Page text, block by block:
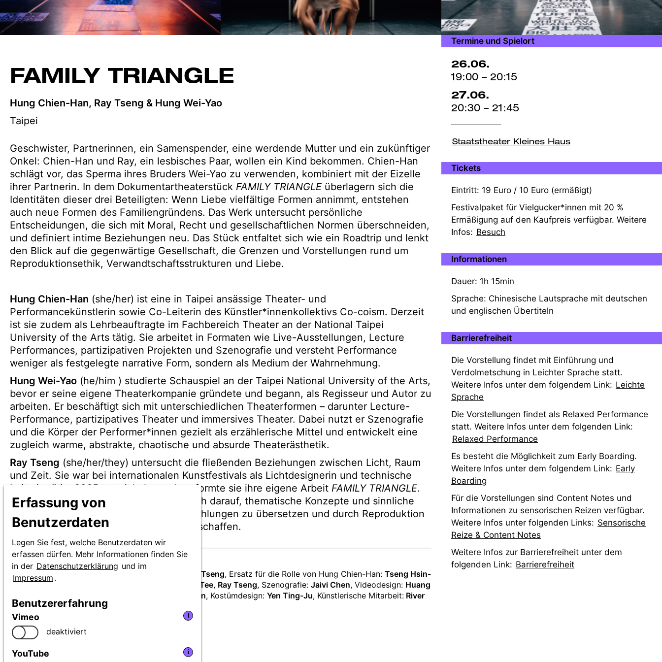
Erfassung von
Benutzerdaten
Legen Sie fest, welche Benutzerdaten wir
erfassen dürfen. Mehr Informationen finden Sie
in der Datenschutzerklärung und im
Impressum .
Benutzererfahrung
Vimeo i
deaktiviert
YouTube i
FAMILY TRIANGLE
Hung Chien-Han, Ray Tseng & Hung Wei-Yao
Taipei
Geschwister, Partnerinnen, ein Samenspender, eine werdende Mutter und ein zukünftiger
Onkel: Chien-Han und Ray, ein lesbisches Paar, wollen ein Kind bekommen. Chien-Han
schlägt vor, das Sperma ihres Bruders Wei-Yao zu verwenden, kombiniert mit der Eizelle
ihrer Partnerin. In dem Dokumentartheaterstück FAMILY TRIANGLE überlagern sich die
Identitäten dieser drei Beteiligten: Wenn Liebe vielfältige Formen annimmt, entstehen
auch neue Formen des Familiengründens. Das Werk untersucht persönliche
Entscheidungen, die sich mit Moral, Recht und gesellschaftlichen Normen überschneiden,
und definiert intime Beziehungen neu. Das Stück entfaltet sich wie ein Roadtrip und lenkt
den Blick auf die gegenwärtige Gesellschaft, die Grenzen und Vorstellungen rund um
Reproduktionsethik, Verwandtschaftsstrukturen und Liebe.
Hung Chien-Han (she/her) ist eine in Taipei ansässige Theater- und
Performancekünstlerin sowie Co-Leiterin des Künstler*innenkollektivs Co-coism. Derzeit
ist sie zudem als Lehrbeauftragte im Fachbereich Theater an der National Taipei
University of the Arts tätig. Sie arbeitet in Formaten wie Live-Ausstellungen, Lecture
Performances, partizipativen Projekten und Szenografie und versteht Performance
weniger als festgelegte narrative Form, sondern als Medium der Wahrnehmung.
Hung Wei-Yao (he/him ) studierte Schauspiel an der Taipei National University of the Arts,
bevor er seine eigene Theaterkompanie gründete und begann, als Regisseur und Autor zu
arbeiten. Er beschäftigt sich mit unterschiedlichen Theaterformen – darunter Lecture-
Performance, partizipatives Theater und immersives Theater. Dabei nutzt er Szenografie
und die Körper der Performer*innen gezielt als erzählerische Mittel und entwickelt eine
zugleich warme, abstrakte, chaotische und absurde Theaterästhetik.
Ray Tseng (she/her/they) untersucht die fließenden Beziehungen zwischen Licht, Raum
und Zeit. Sie war bei internationalen Kunstfestivals als Lichtdesignerin und technische
Leiterin tätig. 2025 entwickelte und performte sie ihre eigene Arbeit FAMILY TRIANGLE.
Ihr künstlerischer Ansatz konzentriert sich darauf, thematische Konzepte und sinnliche
Erfahrungen in visuelle und auditive Erzählungen zu übersetzen und durch Reproduktion
und Collage metaphorische Arbeiten zu schaffen.
Angaben
zurVon und mit: Hung Chien-Han, Hung Wei-Yao, Ray Tseng, Ersatz für die Rolle von Hung Chien-Han: Tseng Hsin-
Yen, Dramaturgie: You Tee, Ray Tseng, Szenografie: Jaivi Chen, Videodesign: Huang
Cheng Tse-Lun, Kostümdesign: Yen Ting-Ju, Künstlerische Mitarbeit: River
Lin, Fotos:Huang Huang Chih
Termine und Spielort
26.06.
19:00 – 20:15
27.06.
20:30 – 21:45
Staatstheater Kleines Haus
Tickets
Eintritt: 19 Euro / 10 Euro (ermäßigt)
Festivalpaket für Vielgucker*innen mit 20 %
Ermäßigung auf den Kaufpreis verfügbar. Weitere
Infos: Besuch
Informationen
Dauer: 1h 15min
Sprache: Chinesische Lautsprache mit deutschen
und englischen Übertiteln
Barrierefreiheit
Die Vorstellung findet mit Einführung und
Verdolmetschung in Leichter Sprache statt.
Weitere Infos unter dem folgendem Link: Leichte
Sprache
Die Vorstellungen findet als Relaxed Performance
statt. Weitere Infos unter dem folgenden Link:
Relaxed Performance
Es besteht die Möglichkeit zum Early Boarding.
Weitere Infos unter dem folgendem Link: Early
Boarding
Für die Vorstellungen sind Content Notes und
Informationen zu sensorischen Reizen verfügbar.
Weitere Infos unter folgenden Links: Sensorische
Reize & Content Notes
Weitere Infos zur Barrierefreiheit unter dem
folgenden Link: Barrierefreiheit